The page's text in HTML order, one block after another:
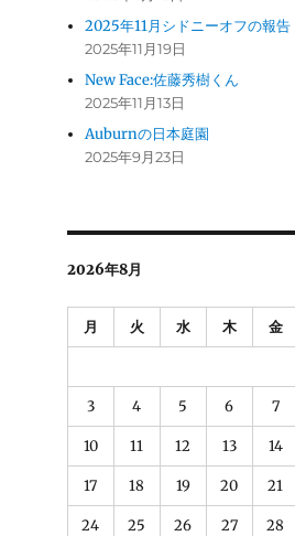
2025年11月シドニーオフの報告
2025年11月19日
New Face:佐藤秀樹くん
2025年11月13日
Auburnの日本庭園
2025年9月23日
2026年8月
月 火 水 木 金
3 4 5 6 7
10 11 12 13 14
17 18 19 20 21
24 25 26 27 28